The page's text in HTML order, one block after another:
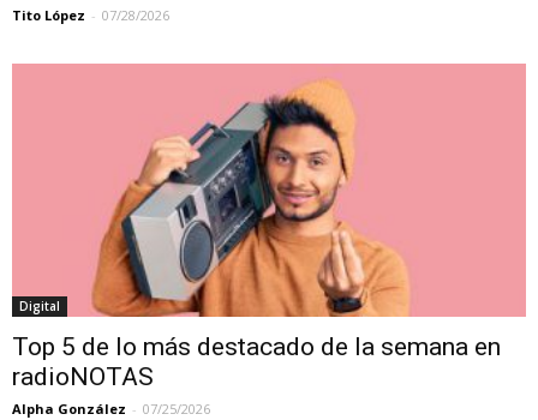
Tito López - 07/28/2026
Digital
Top 5 de lo más destacado de la semana en
radioNOTAS
Alpha González - 07/25/2026